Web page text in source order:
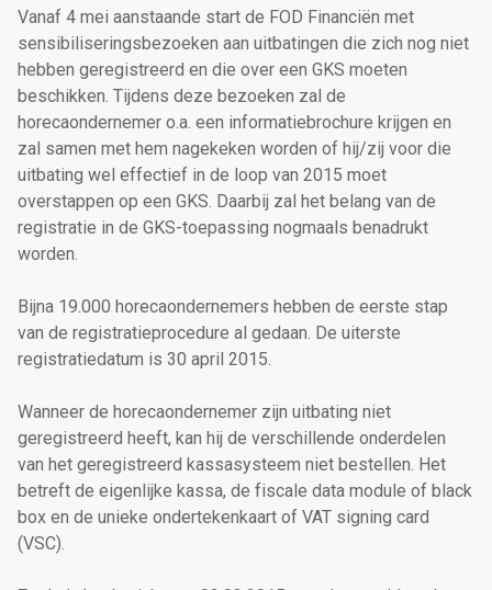
Vanaf 4 mei aanstaande start de FOD Financiën met
sensibiliseringsbezoeken aan uitbatingen die zich nog niet
hebben geregistreerd en die over een GKS moeten
beschikken. Tijdens deze bezoeken zal de
horecaondernemer o.a. een informatiebrochure krijgen en
zal samen met hem nagekeken worden of hij/zij voor die
uitbating wel effectief in de loop van 2015 moet
overstappen op een GKS. Daarbij zal het belang van de
registratie in de GKS-toepassing nogmaals benadrukt
worden.
Bijna 19.000 horecaondernemers hebben de eerste stap
van de registratieprocedure al gedaan. De uiterste
registratiedatum is 30 april 2015.
Wanneer de horecaondernemer zijn uitbating niet
geregistreerd heeft, kan hij de verschillende onderdelen
van het geregistreerd kassasysteem niet bestellen. Het
betreft de eigenlijke kassa, de fiscale data module of black
box en de unieke ondertekenkaart of VAT signing card
(VSC).